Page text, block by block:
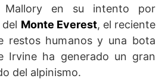
Mallory en su intento por
Monte Everest, el reciente
restos humanos y una bota
Irvine ha generado un gran
del alpinismo.